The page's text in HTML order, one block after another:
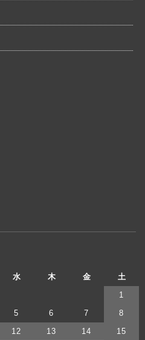
水 木 金
土
1
5 6 7
8
12 13 14
15